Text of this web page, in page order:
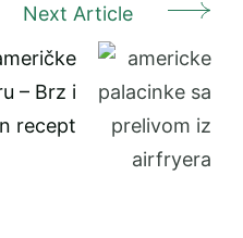
Next Article
– Brz i
recept